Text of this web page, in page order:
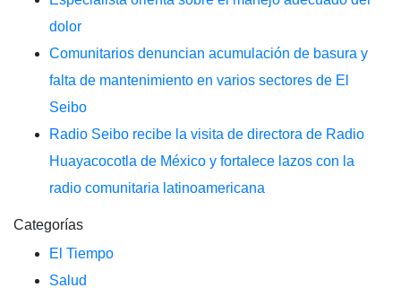
dolor
Comunitarios denuncian acumulación de basura y
falta de mantenimiento en varios sectores de El
Seibo
Radio Seibo recibe la visita de directora de Radio
Huayacocotla de México y fortalece lazos con la
radio comunitaria latinoamericana
Categorías
El Tiempo
Salud